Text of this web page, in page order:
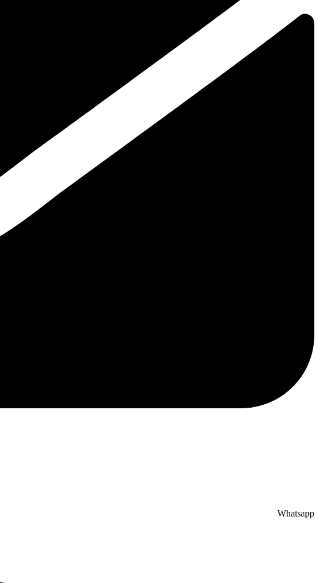
Whatsapp